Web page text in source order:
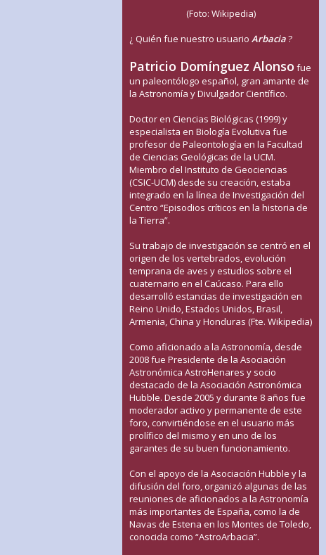
(Foto: Wikipedia)
¿ Quién fue nuestro usuario Arbacia?
Patricio Domínguez Alonso fue
un paleontólogo español, gran amante de
la Astronomía y Divulgador Científico.
Doctor en Ciencias Biológicas (1999) y
especialista en Biología Evolutiva fue
profesor de Paleontología en la Facultad
de Ciencias Geológicas de la UCM.
Miembro del Instituto de Geociencias
(CSIC-UCM) desde su creación, estaba
integrado en la línea de Investigación del
Centro “Episodios críticos en la historia de
la Tierra”.
Su trabajo de investigación se centró en el
origen de los vertebrados, evolución
temprana de aves y estudios sobre el
cuaternario en el Caúcaso. Para ello
desarrolló estancias de investigación en
Reino Unido, Estados Unidos, Brasil,
Armenia, China y Honduras (Fte. Wikipedia)
Como aficionado a la Astronomía, desde
2008 fue Presidente de la Asociación
Astronómica AstroHenares y socio
destacado de la Asociación Astronómica
Hubble. Desde 2005 y durante 8 años fue
moderador activo y permanente de este
foro, convirtiéndose en el usuario más
prolífico del mismo y en uno de los
garantes de su buen funcionamiento.
Con el apoyo de la Asociación Hubble y la
difusión del foro, organizó algunas de las
reuniones de aficionados a la Astronomía
más importantes de España, como la de
Navas de Estena en los Montes de Toledo,
conocida como “AstroArbacia”.